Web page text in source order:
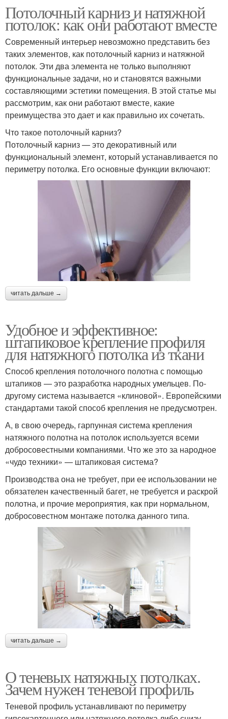
Потолочный карниз и натяжной
потолок: как они работают вместе
Современный интерьер невозможно представить без
таких элементов, как потолочный карниз и натяжной
потолок. Эти два элемента не только выполняют
функциональные задачи, но и становятся важными
составляющими эстетики помещения. В этой статье мы
рассмотрим, как они работают вместе, какие
преимущества это дает и как правильно их сочетать.
Что такое потолочный карниз?
Потолочный карниз — это декоративный или
функциональный элемент, который устанавливается по
периметру потолка. Его основные функции включают:
читать дальше →
Удобное и эффективное:
штапиковое крепление профиля
для натяжного потолка из ткани
Способ крепления потолочного полотна с помощью
штапиков — это разработка народных умельцев. По-
другому система называется «клиновой». Европейскими
стандартами такой способ крепления не предусмотрен.
А, в свою очередь, гарпунная система крепления
натяжного полотна на потолок используется всеми
добросовестными компаниями. Что же это за народное
«чудо техники» — штапиковая система?
Производства она не требует, при ее использовании не
обязателен качественный багет, не требуется и раскрой
полотна, и прочие мероприятия, как при нормальном,
добросовестном монтаже потолка данного типа.
читать дальше →
О теневых натяжных потолках.
Зачем нужен теневой профиль
Теневой профиль устанавливают по периметру